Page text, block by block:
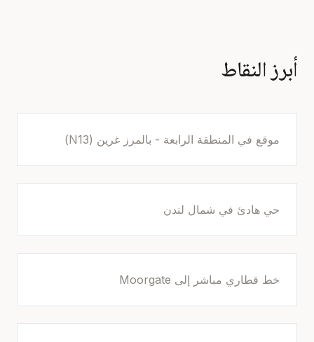
أبرز النقاط
موقع في المنطقة الرابعة - بالمرز غرين (N13)
حي هادئ في شمال لندن
خط قطاري مباشر إلى Moorgate